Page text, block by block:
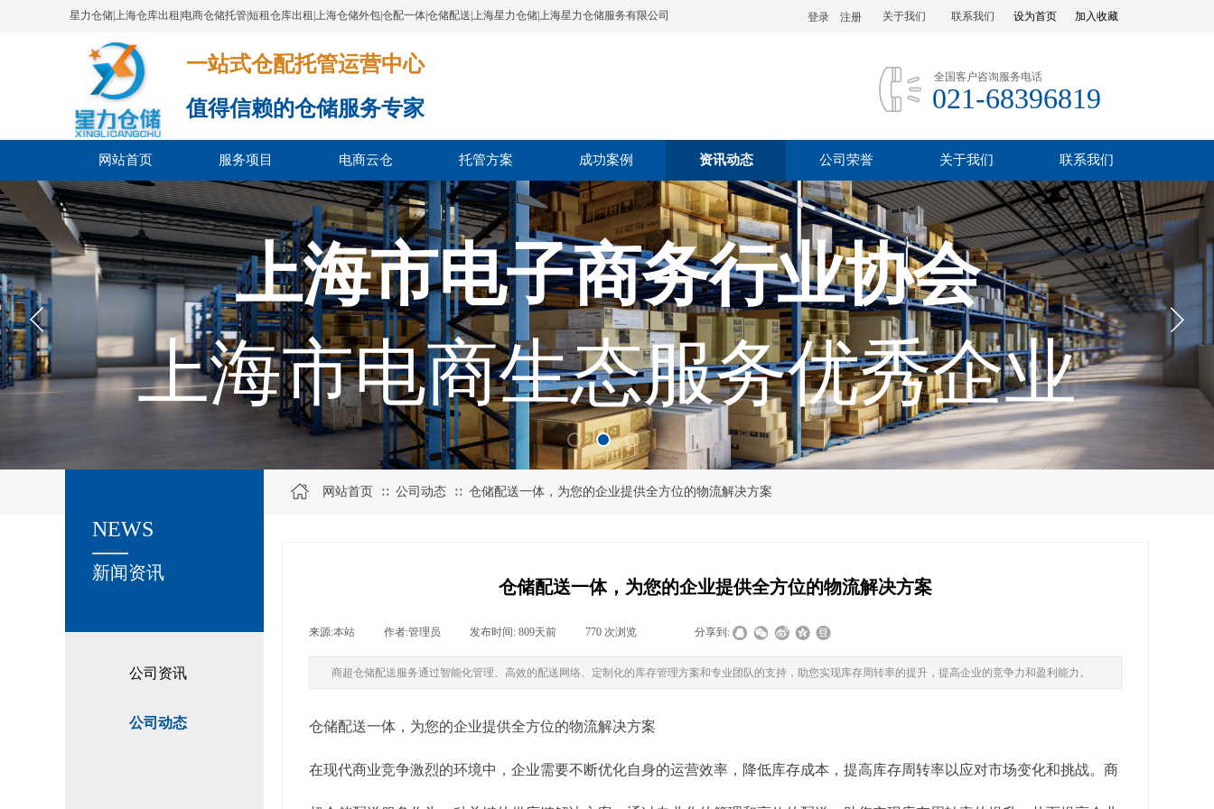
星力仓储|上海仓库出租|电商仓储托管|短租仓库出租|上海仓储外包|仓配一体|仓储配送|上海星力仓储|上海星力仓储服务有限公司 设为首页 加入收藏
登录 注册 联系我们
关于我们
一站式仓配托管运营中心​​​​​​​​​​​​​​​​​
值得信赖的仓储服务专家
全国客户咨询服务电话
021-68396819
网站首页 服务项目 电商云仓 托管方案 成功案例 资讯动态 公司荣誉 关于我们 联系我们
上海市电子商务行业协会
上海市电商生态服务优秀企业
公司资讯
公司动态
关于我们
新闻资讯
NEWS
网站首页 ∷ 公司动态 ∷ 仓储配送一体，为您的企业提供全方位的物流解决方案
仓储配送一体，为您的企业提供全方位的物流解决方案
来源:本站 作者:管理员 发布时间: 809天前 770 次浏览 分享到:
商超仓储配送服务通过智能化管理、高效的配送网络、定制化的库存管理方案和专业团队的支持，助您实现库存周转率的提升，提高企业的竞争力和盈利能力。
仓储配送一体，为您的企业提供全方位的物流解决方案
在现代商业竞争激烈的环境中，企业需要不断优化自身的运营效率，降低库存成本，提高库存周转率以应对市场变化和挑战。商